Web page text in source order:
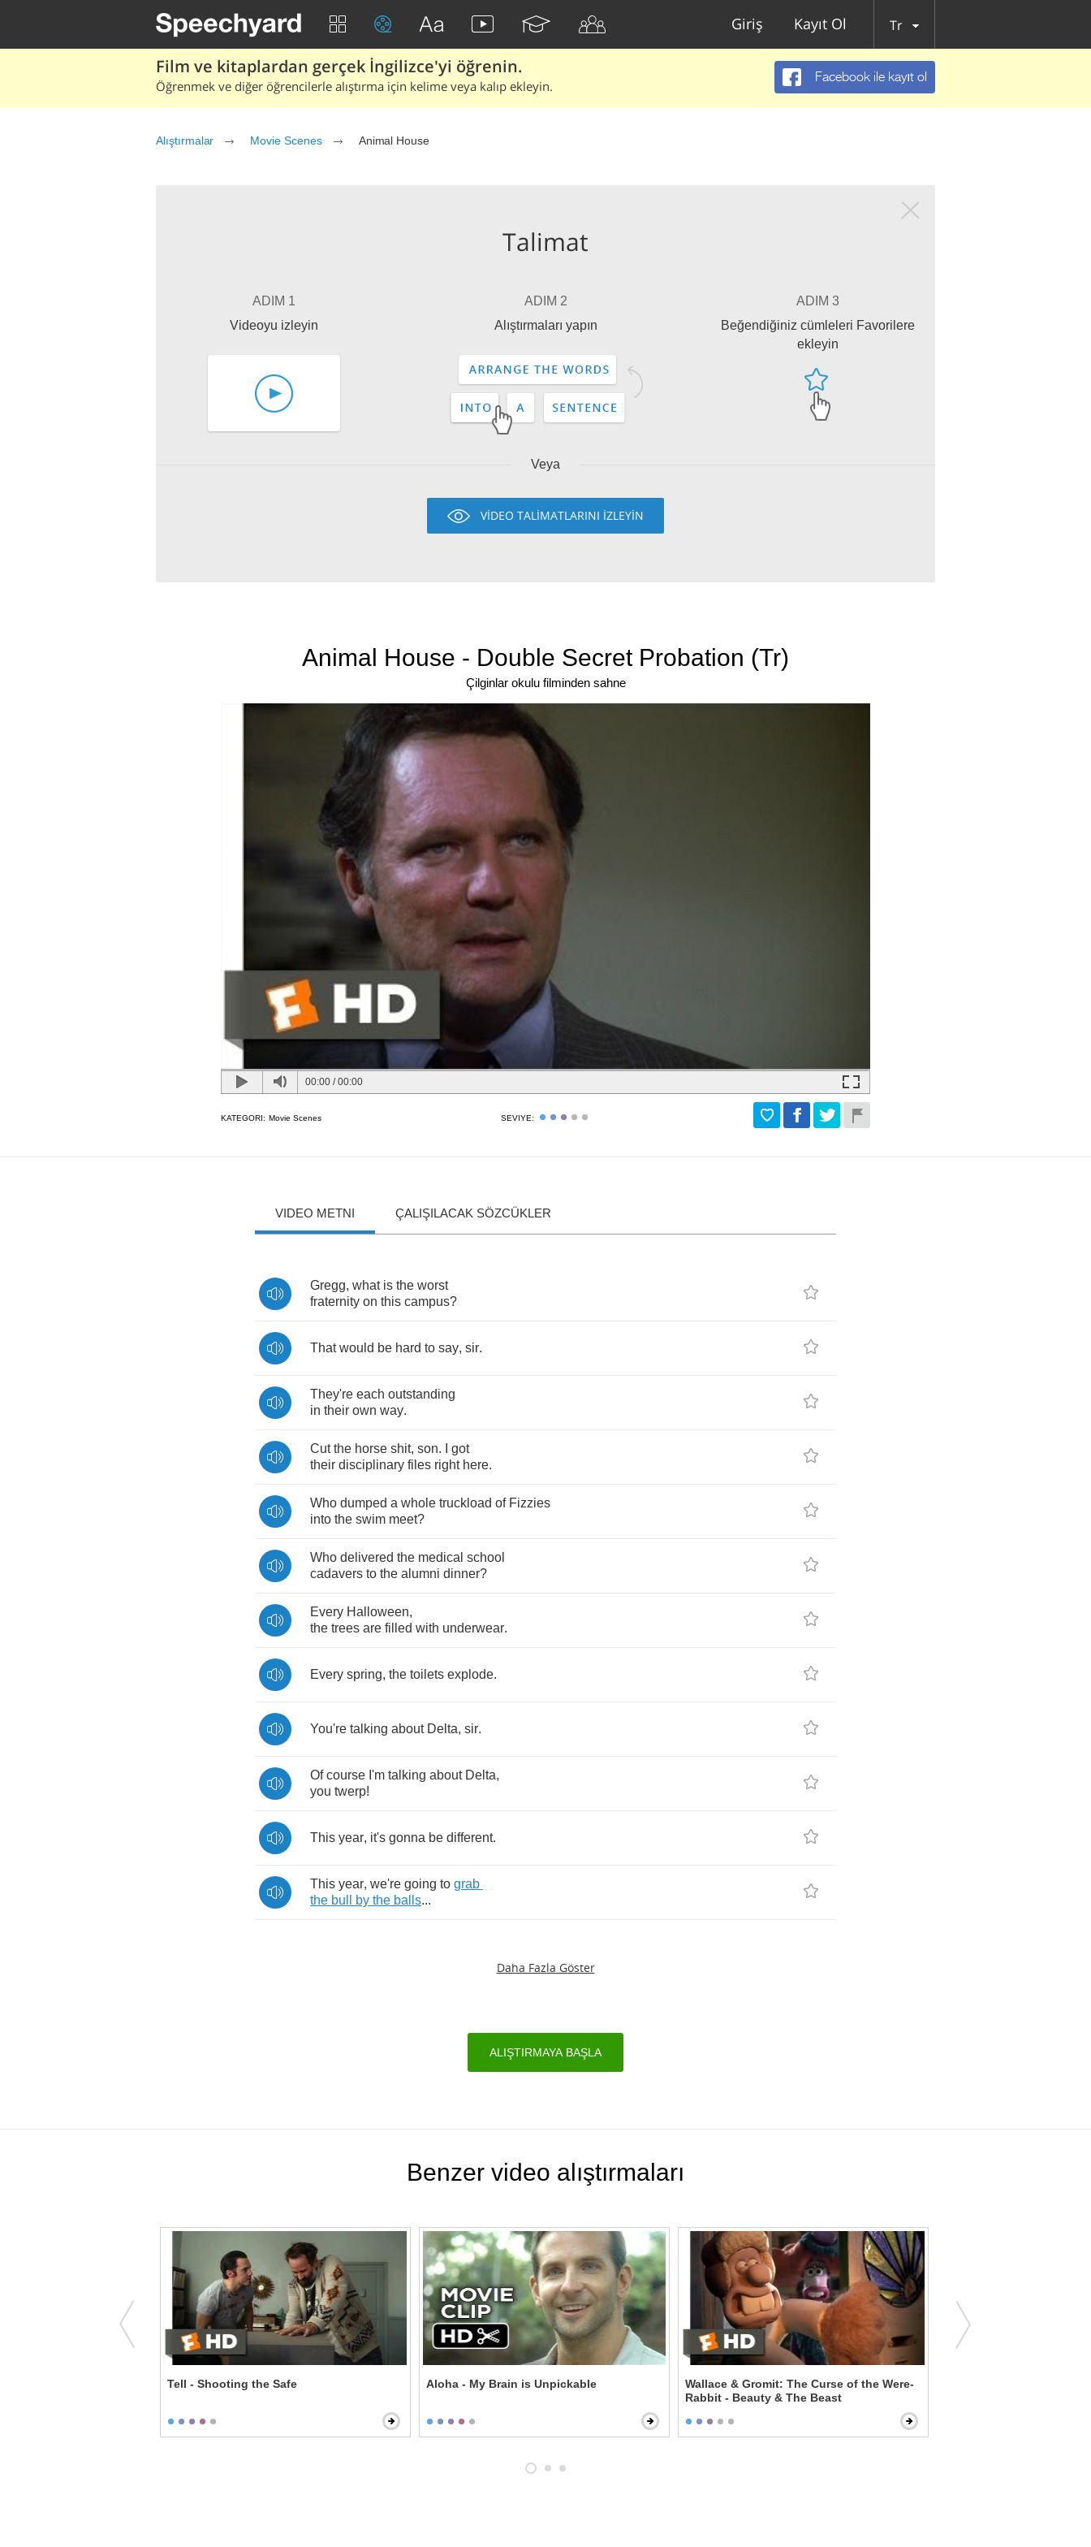
Giriş Kayıt Ol Tr
Film ve kitaplardan gerçek İngilizce'yi öğrenin.
Öğrenmek ve diğer öğrencilerle alıştırma için kelime veya kalıp ekleyin.
Facebook ile kayıt ol
Alıştırmalar Movie Scenes Animal House
Talimat
ADIM 1
Videoyu izleyin
ADIM 2
Alıştırmaları yapın
ADIM 3
Beğendiğiniz cümleleri Favorilere
ekleyin
Veya
VİDEO TALİMATLARINI İZLEYİN
Animal House - Double Secret Probation (Tr)
Çilginlar okulu filminden sahne
00:00 /00:00
KATEGORI: Movie Scenes SEVIYE:
VIDEO METNI ÇALIŞILACAK SÖZCÜKLER
Gregg, what is the worst
fraternity on this campus?
That would be hard to say, sir.
They're each outstanding
in their own way.
Cut the horse shit, son.
got
their disciplinary files right here.
Who dumped a whole truckload of Fizzies
into the swim meet?
Who delivered the medical school
cadavers to the alumni dinner?
Every Halloween,
the trees are filled with underwear.
Every spring, the toilets explode.
You're talking about Delta, sir.
Of course I'm talking about Delta,
you twerp!
This year, it's gonna be different.
This year, we're going to grab
the bull by the balls...
Daha Fazla Göster
ALIŞTIRMAYA BAŞLA
Benzer video alıştırmaları
Tell - Shooting the Safe Aloha - My Brain is Unpickable
Wallace & Gromit: The Curse of the Were-
Rabbit - Beauty & The Beast